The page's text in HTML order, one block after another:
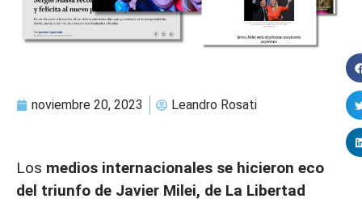
noviembre 20, 2023 Leandro Rosati
Los medios internacionales se hicieron eco
del triunfo de Javier Milei, de La Libertad